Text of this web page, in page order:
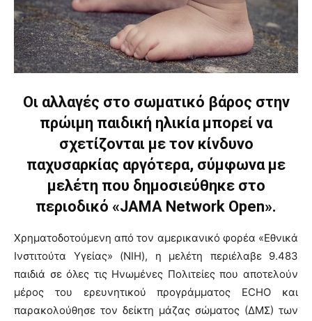
Οι αλλαγές στο σωματικό βάρος στην
πρώιμη παιδική ηλικία μπορεί να
σχετίζονται με τον κίνδυνο
παχυσαρκίας αργότερα, σύμφωνα με
μελέτη που δημοσιεύθηκε στο
περιοδικό «JAMA Network Open».
Χρηματοδοτούμενη από τον αμερικανικό φορέα «Εθνικά
Ινστιτούτα Υγείας» (NIH), η μελέτη περιέλαβε 9.483
παιδιά σε όλες τις Ηνωμένες Πολιτείες που αποτελούν
μέρος του ερευνητικού προγράμματος ECHO και
παρακολούθησε τον δείκτη μάζας σώματος (ΔΜΣ) των